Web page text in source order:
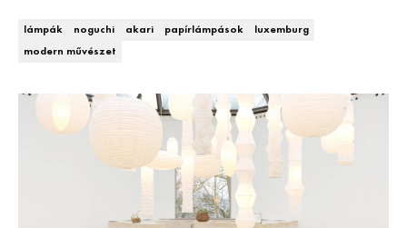
HÍRLEVÉL
lámpák noguchi akari papírlámpások
luxemburg
modern művészet